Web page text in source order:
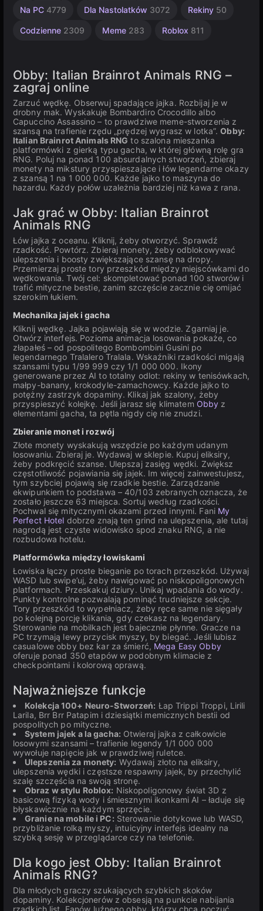
Na PC 4779 Dla Nastolatków 3072 Rekiny 50
Codzienne 2309 Meme 283 Roblox 811
Postacie
Zwierzęta
Nieskończoność
Urocze
Zręcznościowe
Komputerowe
Strategiczne
Ptaki
Multiplayer
Unity
3172
Włoskie
121
Obby: Italian Brainrot Animals RNG –
zagraj online
Zarzuć wędkę. Obserwuj spadające jajka. Rozbijaj je w
drobny mak. Wyskakuje Bombardiro Crocodillo albo
Capuccino Assassino – to prawdziwe meme-stworzenia z
szansą na trafienie rzędu „prędzej wygrasz w lotka”.Obby:
Italian Brainrot Animals RNG to szalona mieszanka
platformówki z gierką typu gacha, w której główną rolę gra
RNG. Poluj na ponad 100 absurdalnych stworzeń, zbieraj
monety na mikstury przyspieszające i łów legendarne okazy
z szansą 1 na 1 000 000. Każde jajko to maszyna do
hazardu. Każdy połów uzależnia bardziej niż kawa z rana.
Jak grać w Obby: Italian Brainrot
Animals RNG
Łów jajka z oceanu. Kliknij, żeby otworzyć. Sprawdź
rzadkość. Powtórz. Zbieraj monety, żeby odblokowywać
ulepszenia i boosty zwiększające szansę na dropy.
Przemierzaj proste tory przeszkód między miejscówkami do
wędkowania. Twój cel: skompletować ponad 100 stworów i
trafić mityczne bestie, zanim szczęście zacznie cię omijać
szerokim łukiem.
Mechanika jajek i gacha
Kliknij wędkę. Jajka pojawiają się w wodzie. Zgarniaj je.
Otwórz interfejs. Pozioma animacja losowania pokaże, co
złapałeś – od pospolitego Bombombini Gusini po
legendarnego Tralalero Tralala. Wskaźniki rzadkości migają
szansami typu 1/99 999 czy 1/1 000 000. Ikony
generowane przez AI to totalny odlot: rekiny w tenisówkach,
małpy-banany, krokodyle-zamachowcy. Każde jajko to
potężny zastrzyk dopaminy. Klikaj jak szalony, żeby
przyspieszyć kolejkę. Jeśli jarasz się klimatem Obby z
elementami gacha, ta pętla nigdy cię nie znudzi.
Zbieranie monet i rozwój
Złote monety wyskakują wszędzie po każdym udanym
losowaniu. Zbieraj je. Wydawaj w sklepie. Kupuj eliksiry,
żeby podkręcić szanse. Ulepszaj zasięg wędki. Zwiększ
częstotliwość pojawiania się jajek. Im więcej zainwestujesz,
tym szybciej pojawią się rzadkie bestie. Zarządzanie
ekwipunkiem to podstawa – 40/103 zebranych oznacza, że
zostało jeszcze 63 miejsca. Sortuj według rzadkości.
Pochwal się mitycznymi okazami przed innymi. Fani My
Perfect Hotel dobrze znają ten grind na ulepszenia, ale tutaj
nagrodą jest czyste widowisko spod znaku RNG, a nie
rozbudowa hotelu.
Platformówka między łowiskami
Łowiska łączy proste bieganie po torach przeszkód. Używaj
WASD lub swipe’uj, żeby nawigować po niskopoligonowych
platformach. Przeskakuj dziury. Unikaj wpadania do wody.
Punkty kontrolne pozwalają pominąć trudniejsze sekcje.
Tory przeszkód to wypełniacz, żeby ręce same nie sięgały
po kolejną porcję klikania, gdy czekasz na legendary.
Sterowanie na mobilkach jest bajecznie płynne. Gracze na
PC trzymają lewy przycisk myszy, by biegać. Jeśli lubisz
casualowe obby bez kar za śmierć, Mega Easy Obby
oferuje ponad 350 etapów w podobnym klimacie z
checkpointami i kolorową oprawą.
Najważniejsze funkcje
Kolekcja 100+ Neuro-Stworzeń: Łap Trippi Troppi, Lirili
Larila, Brr Brr Patapim i dziesiątki memicznych bestii od
pospolitych po mityczne.
System jajek a la gacha: Otwieraj jajka z całkowicie
losowymi szansami – trafienie legendy 1/1 000 000
wywołuje napięcie jak w prawdziwej ruletce.
Ulepszenia za monety: Wydawaj złoto na eliksiry,
ulepszenia wędki i częstsze respawny jajek, by przechylić
szalę szczęścia na swoją stronę.
Obraz w stylu Roblox: Niskopoligonowy świat 3D z
basicową fizyką wody i śmiesznymi ikonkami AI – ładuje się
błyskawicznie na każdym sprzęcie.
Granie na mobile i PC: Sterowanie dotykowe lub WASD,
przybliżanie rolką myszy, intuicyjny interfejs idealny na
szybką sesję w przeglądarce czy na telefonie.
Dla kogo jest Obby: Italian Brainrot
Animals RNG?
Dla młodych graczy szukających szybkich skoków
dopaminy. Kolekcjonerów z obsesją na punkcie nabijania
rzadkich list. Fanów luźnego obby, którzy chcą poczuć